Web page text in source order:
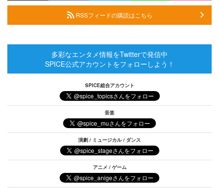
RSSフィードの購読はこちら
多彩なエンタメ情報をTwitterで発信中
SPICE公式アカウントをフォローしよう！
SPICE総合アカウント
音楽
演劇 / ミュージカル / ダンス
アニメ / ゲーム